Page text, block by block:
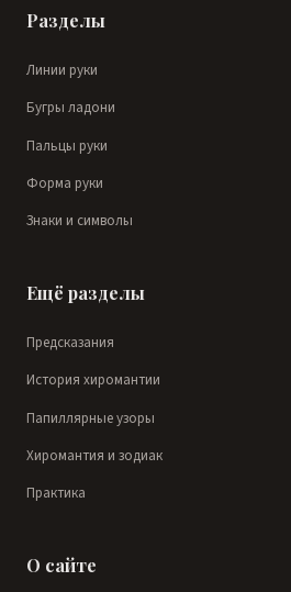
Разделы
Линии руки
Бугры ладони
Пальцы руки
Форма руки
Знаки и символы
Ещё разделы
Предсказания
История хиромантии
Папиллярные узоры
Хиромантия и зодиак
Практика
О сайте